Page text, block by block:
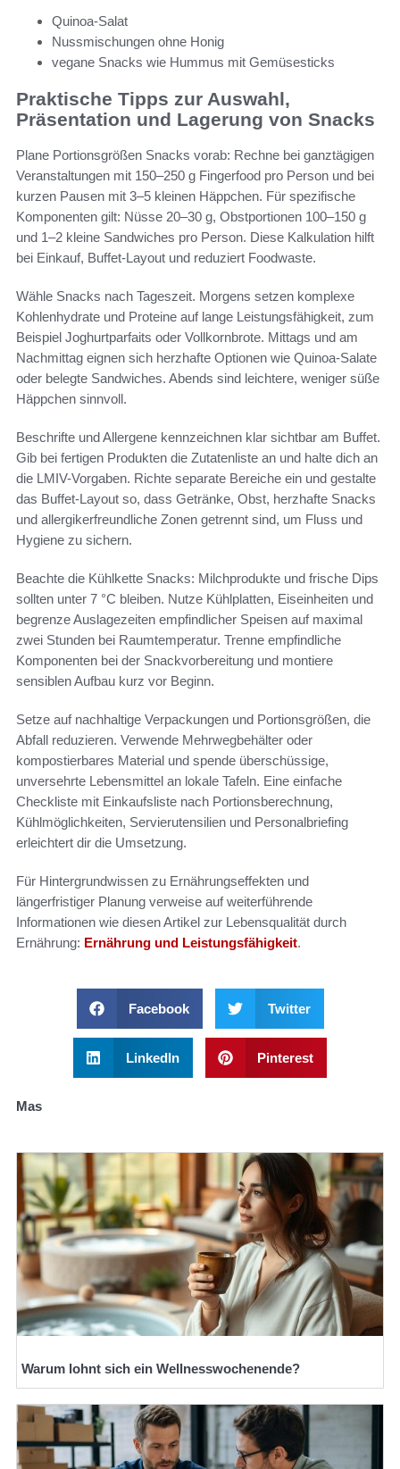
Quinoa-Salat
Nussmischungen ohne Honig
vegane Snacks wie Hummus mit Gemüsesticks
Praktische Tipps zur Auswahl,
Präsentation und Lagerung von Snacks
Plane Portionsgrößen Snacks vorab: Rechne bei ganztägigen
Veranstaltungen mit 150–250 g Fingerfood pro Person und bei
kurzen Pausen mit 3–5 kleinen Häppchen. Für spezifische
Komponenten gilt: Nüsse 20–30 g, Obstportionen 100–150 g
und 1–2 kleine Sandwiches pro Person. Diese Kalkulation hilft
bei Einkauf, Buffet-Layout und reduziert Foodwaste.
Wähle Snacks nach Tageszeit. Morgens setzen komplexe
Kohlenhydrate und Proteine auf lange Leistungsfähigkeit, zum
Beispiel Joghurtparfaits oder Vollkornbrote. Mittags und am
Nachmittag eignen sich herzhafte Optionen wie Quinoa-Salate
oder belegte Sandwiches. Abends sind leichtere, weniger süße
Häppchen sinnvoll.
Beschrifte und Allergene kennzeichnen klar sichtbar am Buffet.
Gib bei fertigen Produkten die Zutatenliste an und halte dich an
die LMIV-Vorgaben. Richte separate Bereiche ein und gestalte
das Buffet-Layout so, dass Getränke, Obst, herzhafte Snacks
und allergikerfreundliche Zonen getrennt sind, um Fluss und
Hygiene zu sichern.
Beachte die Kühlkette Snacks: Milchprodukte und frische Dips
sollten unter 7 °C bleiben. Nutze Kühlplatten, Eiseinheiten und
begrenze Auslagezeiten empfindlicher Speisen auf maximal
zwei Stunden bei Raumtemperatur. Trenne empfindliche
Komponenten bei der Snackvorbereitung und montiere
sensiblen Aufbau kurz vor Beginn.
Setze auf nachhaltige Verpackungen und Portionsgrößen, die
Abfall reduzieren. Verwende Mehrwegbehälter oder
kompostierbares Material und spende überschüssige,
unversehrte Lebensmittel an lokale Tafeln. Eine einfache
Checkliste mit Einkaufsliste nach Portionsberechnung,
Kühlmöglichkeiten, Servierutensilien und Personalbriefing
erleichtert dir die Umsetzung.
Für Hintergrundwissen zu Ernährungseffekten und
längerfristiger Planung verweise auf weiterführende
Informationen wie diesen Artikel zur Lebensqualität durch
Ernährung: Ernährung und Leistungsfähigkeit.
Facebook Twitter
LinkedIn Pinterest
Mas
Warum lohnt sich ein Wellnesswochenende?